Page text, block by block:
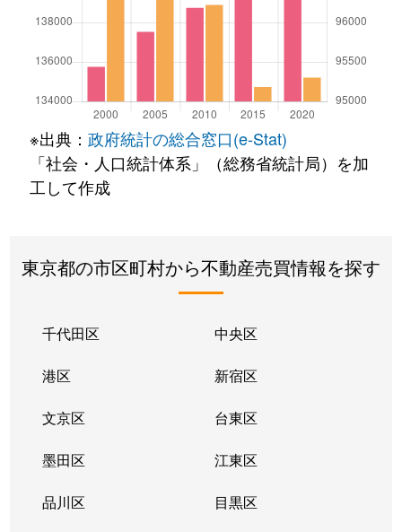
※出典： 政府統計の総合窓口(e-Stat)
「社会・人口統計体系」（総務省統計局）を加
工して作成
東京都の市区町村から不動産売買情報を探す
千代田区 中央区
港区 新宿区
文京区 台東区
墨田区 江東区
品川区 目黒区